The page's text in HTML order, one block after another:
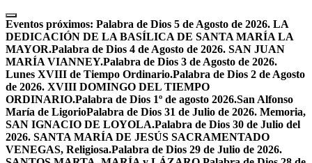
Skip
to
content
Eventos próximos: Palabra de Dios 5 de Agosto de 2026. LA
DEDICACIÓN DE LA BASÍLICA DE SANTA MARÍA LA
MAYOR.Palabra de Dios 4 de Agosto de 2026. SAN JUAN
MARÍA VIANNEY.Palabra de Dios 3 de Agosto de 2026.
Lunes XVIII de Tiempo Ordinario.Palabra de Dios 2 de Agosto
de 2026. XVIII DOMINGO DEL TIEMPO
ORDINARIO.Palabra de Dios 1º de agosto 2026.San Alfonso
María de LigorioPalabra de Dios 31 de Julio de 2026. Memoria,
SAN IGNACIO DE LOYOLA.Palabra de Dios 30 de Julio del
2026. SANTA MARÍA DE JESÚS SACRAMENTADO
VENEGAS, Religiosa.Palabra de Dios 29 de Julio de 2026.